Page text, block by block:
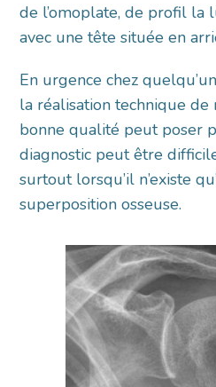
de l’omoplate, de profil la
avec une tête située en
En urgence chez
la réalisation technique de
bonne qualité peut poser
diagnostic peut être
surtout lorsqu’il n’existe
superposition osseuse.